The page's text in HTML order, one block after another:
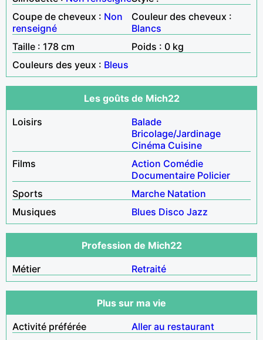
Coupe de cheveux : Non
renseigné
Couleur des cheveux :
Blancs
Taille : 178 cm
Poids : 0 kg
Couleurs des yeux : Bleus
Les goûts de Mich22
Loisirs
Balade
Bricolage/Jardinage
Cinéma Cuisine
Films
Action Comédie
Documentaire Policier
Sports
Marche Natation
Musiques
Blues Disco Jazz
Profession de Mich22
Métier
Retraité
Plus sur ma vie
Activité préférée
Aller au restaurant